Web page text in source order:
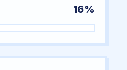
16%